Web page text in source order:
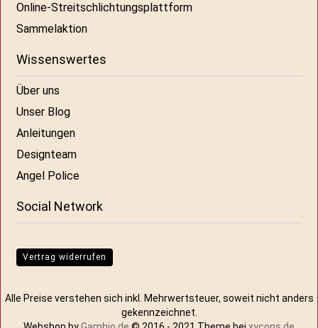
Online-Streitschlichtungsplattform
Sammelaktion
Wissenswertes
Über uns
Unser Blog
Anleitungen
Designteam
Angel Police
Social Network
Vertrag widerrufen
Alle Preise verstehen sich inkl. Mehrwertsteuer, soweit nicht anders
gekennzeichnet.